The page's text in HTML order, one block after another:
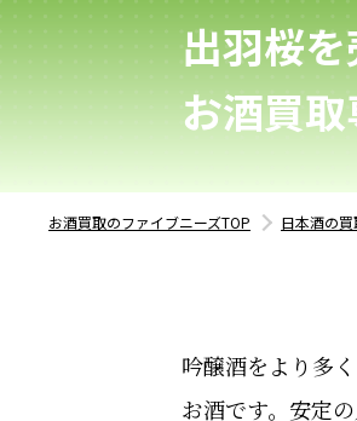
出羽桜
お酒買
お酒買取のファイブニーズTOP 日本酒の
吟醸酒をより多
お酒です。安定